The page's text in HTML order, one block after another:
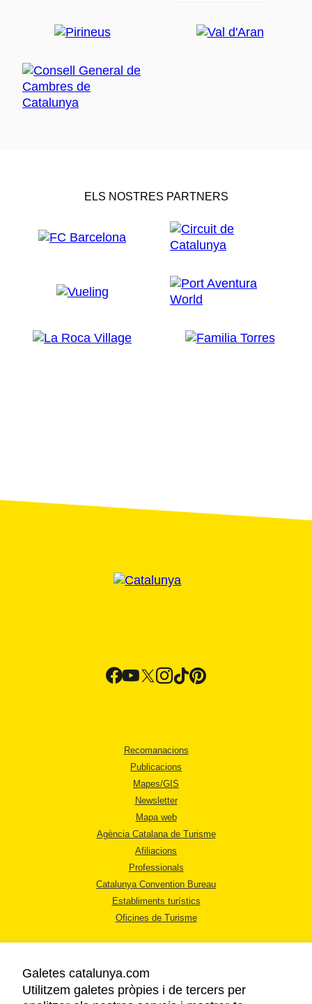
ELS NOSTRES PARTNERS
Recomanacions
Publicacions
Mapes/GIS
Newsletter
Mapa web
Agència Catalana de Turisme
Afiliacions
Professionals
Catalunya Convention Bureau
Establiments turístics
Oficines de Turisme
Galetes catalunya.com
Utilitzem galetes pròpies i de tercers per